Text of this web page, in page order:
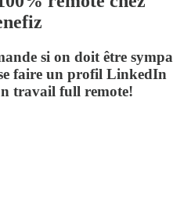
si on doit être sympa
faire un profil LinkedIn
travail full remote!